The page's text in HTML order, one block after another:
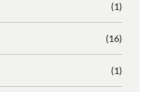
(1)
(16)
(1)